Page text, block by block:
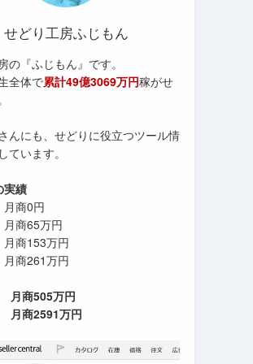
せどり工房ふじもん
の『ふじもん』です。
全体で累計49億3069万円稼がせ
んにも、せどりに役立つツール情
ています。
実績
商0円
商65万円
商153万円
商261万円
月商505万円
月商2591万円